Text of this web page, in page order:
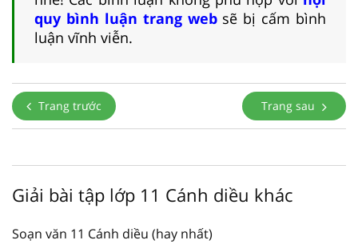
quy bình luận trang websẽ bị cấm bình
luận vĩnh viễn.
Trang trước Trang sau
Giải bài tập lớp 11 Cánh diều khác
Soạn văn 11 Cánh diều (hay nhất)